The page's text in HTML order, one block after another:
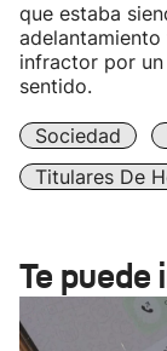
que estaba
infractor por
sentido.
Sociedad
Titulares De
Te puede